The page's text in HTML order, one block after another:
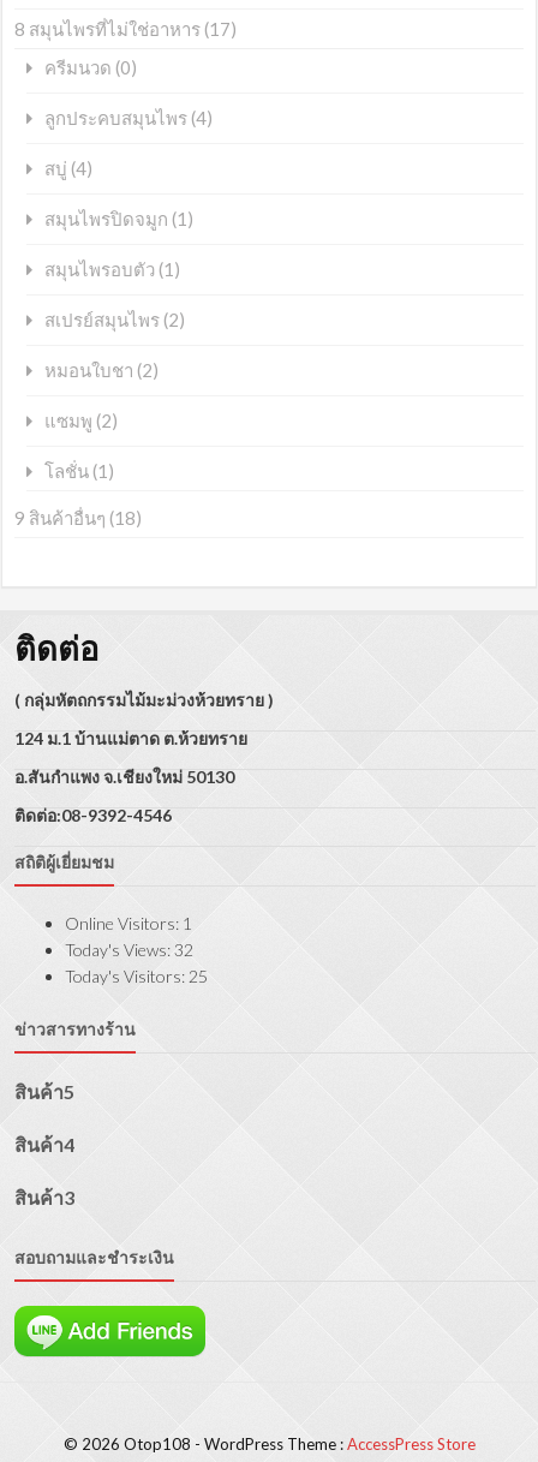
8 สมุนไพรที่ไม่ใช่อาหาร (17)
ครีมนวด (0)
ลูกประคบสมุนไพร (4)
สบู่ (4)
สมุนไพรปิดจมูก (1)
สมุนไพรอบตัว (1)
สเปรย์สมุนไพร (2)
หมอนใบชา (2)
แซมพู (2)
โลชั่น (1)
9 สินค้าอื่นๆ (18)
ติดต่อ
( กลุ่มหัตถกรรมไม้มะม่วงห้วยทราย )
124 ม.1 บ้านแม่ตาด ต.ห้วยทราย
อ.สันกำแพง จ.เชียงใหม่ 50130
ติดต่อ:08-9392-4546
สถิติผู้เยี่ยมชม
Online Visitors: 1
Today's Views:32
Today's Visitors: 25
ข่าวสารทางร้าน
สินค้า5
สินค้า4
สินค้า3
สอบถามและชำระเงิน
© 2026 Otop108 - WordPress Theme :AccessPress Store